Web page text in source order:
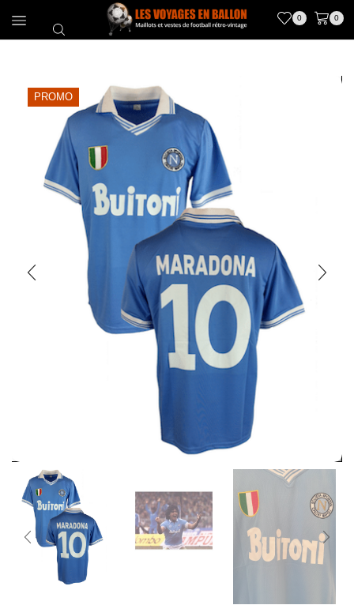
0 0
PROMO